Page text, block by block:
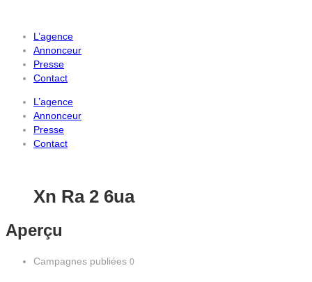
L’agence
Annonceur
Presse
Contact
L’agence
Annonceur
Presse
Contact
Xn Ra 2 6ua
Aperçu
Campagnes publiées 0